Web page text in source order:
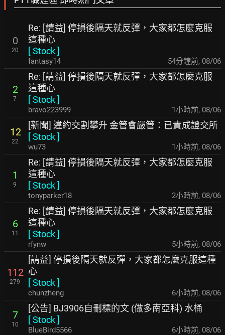
0
20
Re: [請益] 停損後隔天就反彈，大家都怎麼克服
這種心
[Stock]
fantasy14 54分鐘前, 08/06
2
7
Re: [請益] 停損後隔天就反彈，大家都怎麼克服
這種心
[Stock]
bravo223999 1小時前, 08/06
12
22
[新聞] 違約交割攀升 金管會嚴管：已責成證交所
[Stock]
wu73 1小時前, 08/06
1
9
Re: [請益] 停損後隔天就反彈，大家都怎麼克服
這種心
[Stock]
tonyparker18 2小時前, 08/06
6
11
Re: [請益] 停損後隔天就反彈，大家都怎麼克服
這種心
[Stock]
rfynw 5小時前, 08/06
112
279
[請益] 停損後隔天就反彈，大家都怎麼克服這種
心
[Stock]
chunzheng 6小時前, 08/06
7
10
[公告] BJ3906自刪標的文 (做多南亞科) 水桶
[Stock]
BlueBird5566 6小時前, 08/06